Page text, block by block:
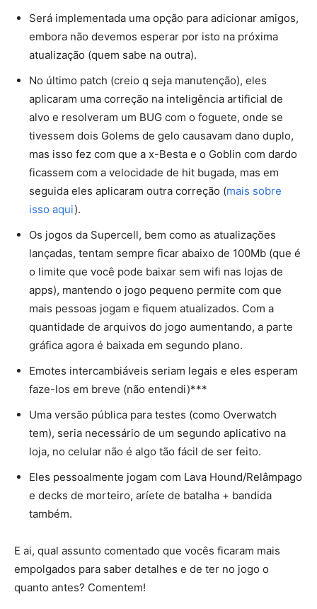
Será implementada uma opção para adicionar amigos,
embora não devemos esperar por isto na próxima
atualização (quem sabe na outra).
No último patch (creio q seja manutenção), eles
aplicaram uma correção na inteligência artificial de
alvo e resolveram um BUG com o foguete, onde se
tivessem dois Golems de gelo causavam dano duplo,
mas isso fez com que a x-Besta e o Goblin com dardo
ficassem com a velocidade de hit bugada, mas em
seguida eles aplicaram outra correção (mais sobre
isso aqui).
Os jogos da Supercell, bem como as atualizações
lançadas, tentam sempre ficar abaixo de 100Mb (que é
o limite que você pode baixar sem wifi nas lojas de
apps), mantendo o jogo pequeno permite com que
mais pessoas jogam e fiquem atualizados. Com a
quantidade de arquivos do jogo aumentando, a parte
gráfica agora é baixada em segundo plano.
Emotes intercambiáveis seriam legais e eles esperam
faze-los em breve (não entendi)***
Uma versão pública para testes (como Overwatch
tem), seria necessário de um segundo aplicativo na
loja, no celular não é algo tão fácil de ser feito.
Eles pessoalmente jogam com Lava Hound/Relâmpago
e decks de morteiro, aríete de batalha + bandida
também.
E ai, qual assunto comentado que vocês ficaram mais
empolgados para saber detalhes e de ter no jogo o
quanto antes? Comentem!